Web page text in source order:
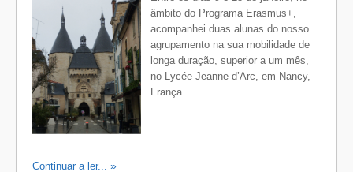
âmbito do Programa Erasmus+,
acompanhei duas alunas do nosso
agrupamento na sua mobilidade de
longa duração, superior a um mês,
no Lycée Jeanne d’Arc, em Nancy,
França.
Continuar a ler...